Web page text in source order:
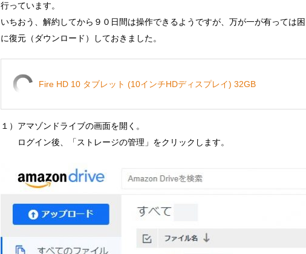
行っています。
いちおう、解約してから９０日間は操作できるようですが、万が一が有っては
に復元（ダウンロード）しておきました。
Fire HD 10 タブレット (10インチHDディスプレイ) 32GB
１）アマゾンドライブの画面を開く。
ログイン後、「ストレージの管理」をクリックします。